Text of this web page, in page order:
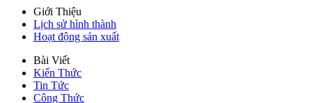
Giới Thiệu
Lịch sử hình thành
Hoạt động sản xuất
Bài Viết
Kiến Thức
Tin Tức
Công Thức